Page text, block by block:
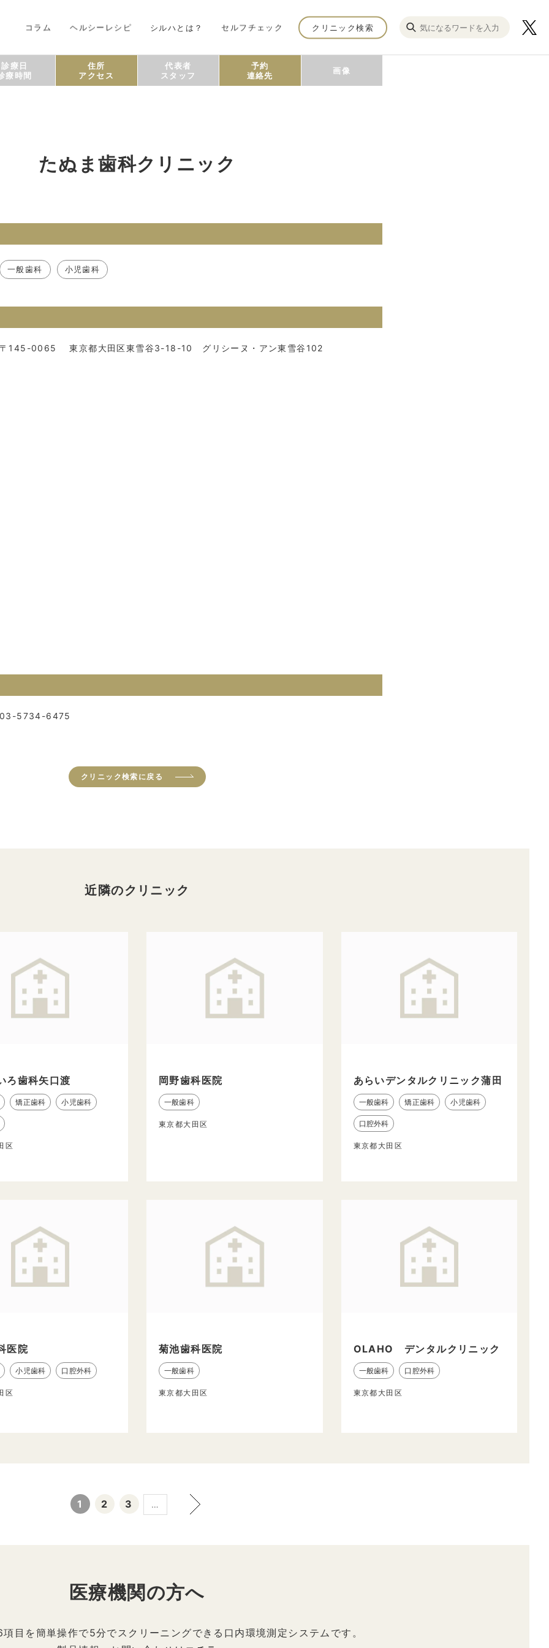
コラム ヘルシーレシピ シルハとは？ セルフチェック クリニック検索
診療日
療時間
住所
アクセス
代表者
スタッフ
予約
連絡先
画像
たぬま歯科クリニック
一般歯科 小児歯科
〒145-0065 東京都大田区東雪谷3-18-10 グリシーヌ・アン東雪谷102
03-5734-6475
クリニック検索に戻る
近隣のクリニック
ろ歯科矢口渡
矯正歯科 小児歯科
区
岡野歯科医院
一般歯科
東京都大田区
あらいデンタルクリニック蒲田
一般歯科 矯正歯科 小児歯科
口腔外科
東京都大田区
医院
小児歯科 口腔外科
区
菊池歯科医院
一般歯科
東京都大田区
OLAHO デンタルクリニック
一般歯科 口腔外科
東京都大田区
1 2 3 …
医療機関の方へ
目を簡単操作で5分でスクリーニングできる口内環境測定システムです。